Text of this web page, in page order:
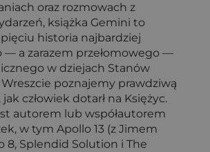
oraz rozmowach z
książka Gemini to
historia najbardziej
— a zarazem przełomowego —
w dziejach Stanów
poznajemy prawdziwą
człowiek dotarł na Księżyc.
autorem lub współautorem
w tym Apollo 13 (z Jimem
8, Splendid Solution i The